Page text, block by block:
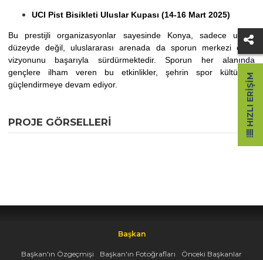
UCI Pist Bisikleti Uluslar Kupası (14-16 Mart 2025)
Bu prestijli organizasyonlar sayesinde Konya, sadece ulusal
düzeyde değil, uluslararası arenada da sporun merkezi olma
vizyonunu başarıyla sürdürmektedir. Sporun her alanında
gençlere ilham veren bu etkinlikler, şehrin spor kültürünü
güçlendirmeye devam ediyor.
PROJE GÖRSELLERI
Başkan
Başkan'ın Özgeçmişi Başkan'ın Fotoğrafları
Önceki Başkanlar
HIZLI ERIŞIM